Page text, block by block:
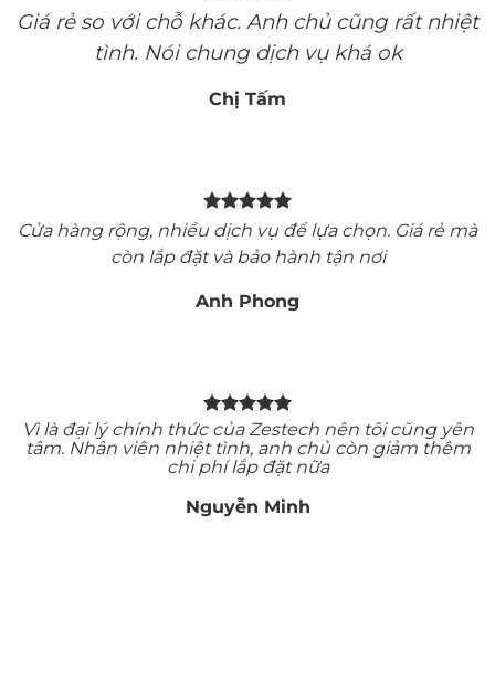
Giá rẻ so với chỗ khác. Anh chủ cũng rất nhiệt
tình. Nói chung dịch vụ khá ok
Chị Tấm
Cửa hàng rộng, nhiều dịch vụ để lựa chọn. Giá rẻ mà
còn lắp đặt và bảo hành tận nơi
Anh Phong
Vì là đại lý chính thức của Zestech nên tôi cũng yên
tâm. Nhân viên nhiệt tình, anh chủ còn giảm thêm
chi phí lắp đặt nữa
Nguyễn Minh